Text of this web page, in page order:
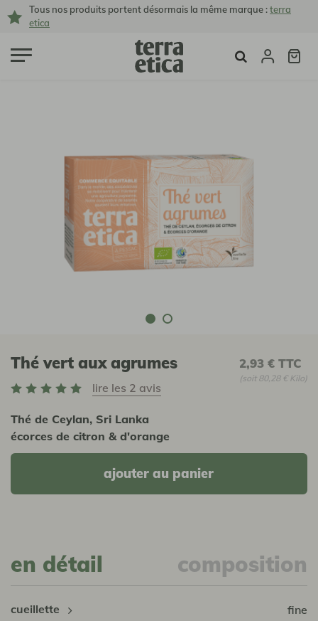
Tous nos produits portent désormais la même marque :terra
etica
Thé vert aux agrumes
lire les 2 avis
Thé de Ceylan, Sri Lanka
écorces de citron & d'orange
2,93 € TTC
(soit 80,28 € Kilo)
ajouter au panier
en détail composition
cueillette fine